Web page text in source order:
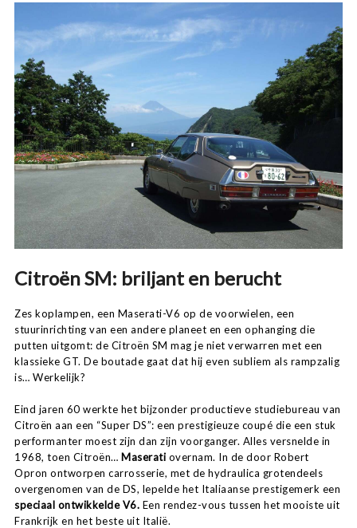
Citroën SM: briljant en berucht
Zes koplampen, een Maserati-V6 op de voorwielen, een
stuurinrichting van een andere planeet en een ophanging die
putten uitgomt: de Citroën SM mag je niet verwarren met een
klassieke GT. De boutade gaat dat hij even subliem als rampzalig
is… Werkelijk?
Eind jaren 60 werkte het bijzonder productieve studiebureau van
Citroën aan een “Super DS”: een prestigieuze coupé die een stuk
performanter moest zijn dan zijn voorganger. Alles versnelde in
1968, toen Citroën… Maserati overnam. In de door Robert
Opron ontworpen carrosserie, met de hydraulica grotendeels
overgenomen van de DS, lepelde het Italiaanse prestigemerk een
speciaal ontwikkelde V6. Een rendez-vous tussen het mooiste uit
Frankrijk en het beste uit Italië.